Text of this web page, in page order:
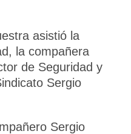
asistió la
la compañera
de Seguridad y
Sergio
Sergio